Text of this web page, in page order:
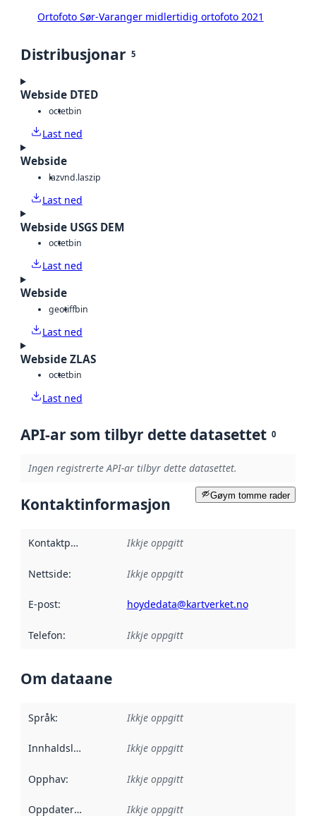
Ortofoto Sør-Varanger midlertidig ortofoto 2021
Distribusjonar 5
Webside DTED
octetbin
Last ned
Webside
lazvnd.laszip
Last ned
Webside USGS DEM
octetbin
Last ned
Webside
geotiffbin
Last ned
Webside ZLAS
octetbin
Last ned
API-ar som tilbyr dette datasettet 0
Ingen registrerte API-ar tilbyr dette datasettet.
Gøym tomme rader
Kontaktinformasjon
Kontaktpunkt Ikkje oppgitt
Nettside: Ikkje oppgitt
E-post: hoydedata@kartverket.no
Telefon: Ikkje oppgitt
Om dataane
Språk: Ikkje oppgitt
Innhaldsleverandørar :
Ikkje oppgitt
Opphav: Ikkje oppgitt
Oppdateringsfrekvens :
Ikkje oppgitt